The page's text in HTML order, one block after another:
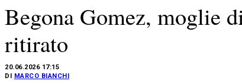
Begona Gomez, moglie
ritirato
20.06.2026 17:15
DI MARCO BIANCHI